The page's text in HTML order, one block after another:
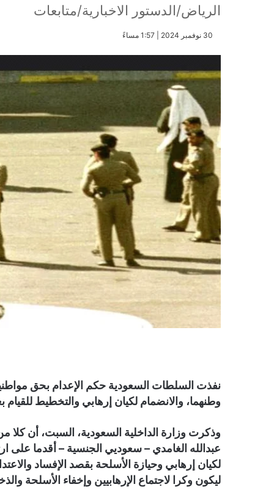
الرياض/الدستور الاخبارية/متابعات
​30 نوفمبر 2024 | 1:57 مساءً
نفذت السلطات السعودية حكم الإعدام بحق
وطنهما، والانضمام لكيان إرهابي والتخطيط
وذكرت وزارة الداخلية السعودية، السبت، أن
عبدالله الغامدي – سعوديي الجنسية – أقدما على
لكيان إرهابي وحيازة الأسلحة بقصد الإفساد
ليكون وكرا لاجتماع الإرهابيين وإخفاء الأسلحة